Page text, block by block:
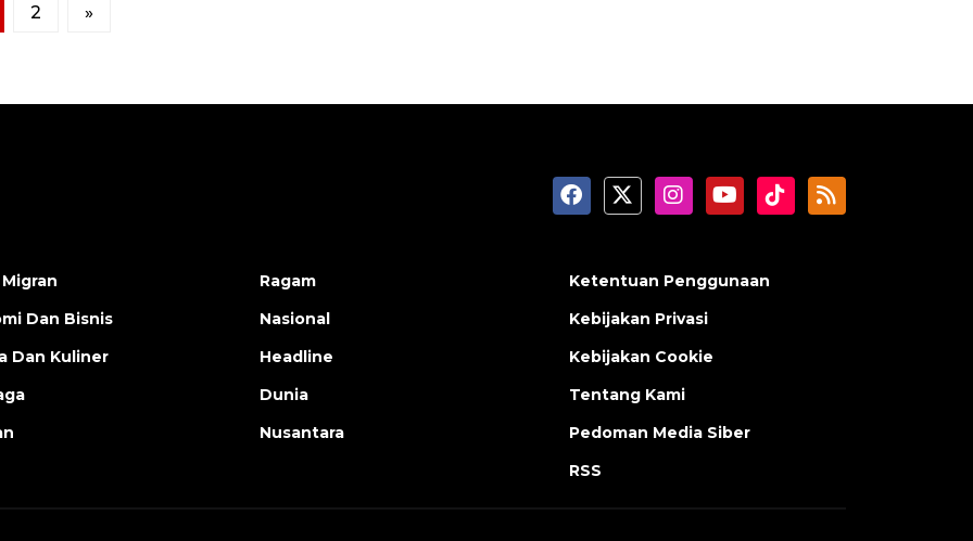
2 »
Dan Bisnis
Dan Kuliner
Ragam
Nasional
Headline
Dunia
Nusantara
Ketentuan Penggunaan
Kebijakan Privasi
Kebijakan Cookie
Tentang Kami
Pedoman Media Siber
RSS